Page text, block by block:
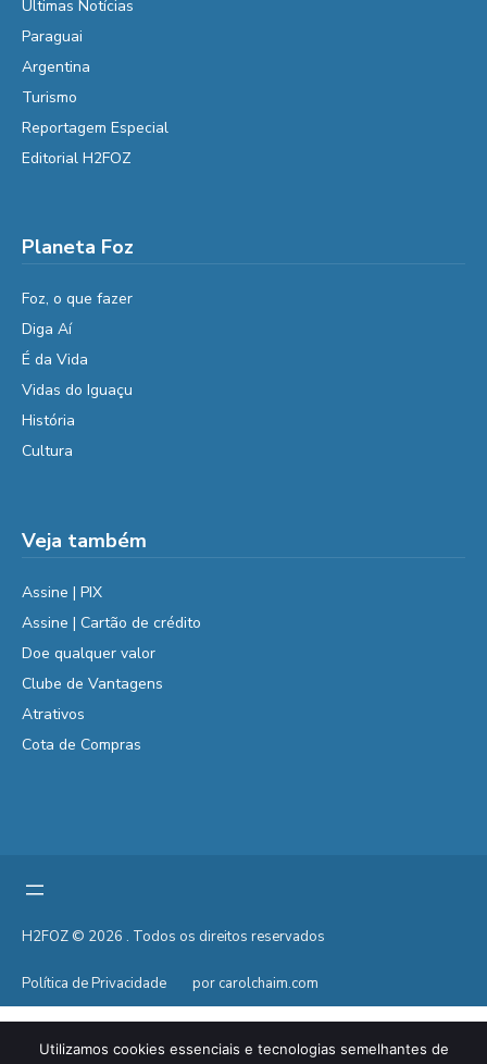
Últimas Notícias
Paraguai
Argentina
Turismo
Reportagem Especial
Editorial H2FOZ
Planeta Foz
Foz, o que fazer
Diga Aí
É da Vida
Vidas do Iguaçu
História
Cultura
Veja também
Assine | PIX
Assine | Cartão de crédito
Doe qualquer valor
Clube de Vantagens
Atrativos
Cota de Compras
H2FOZ © 2026 . Todos os direitos reservados
Política de Privacidade por carolchaim.com
Utilizamos cookies essenciais e tecnologias semelhantes de